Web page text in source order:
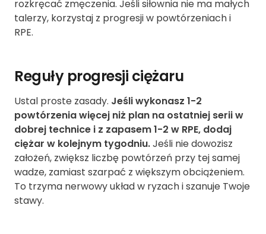
rozkręcać zmęczenia. Jeśli siłownia nie ma małych
talerzy, korzystaj z progresji w powtórzeniach i
RPE.
Reguły progresji ciężaru
Ustal proste zasady. Jeśli wykonasz 1-2
powtórzenia więcej niż plan na ostatniej serii w
dobrej technice i z zapasem 1-2 w RPE, dodaj
ciężar w kolejnym tygodniu.Jeśli nie dowozisz
założeń, zwiększ liczbę powtórzeń przy tej samej
wadze, zamiast szarpać z większym obciążeniem.
To trzyma nerwowy układ w ryzach i szanuje Twoje
stawy.